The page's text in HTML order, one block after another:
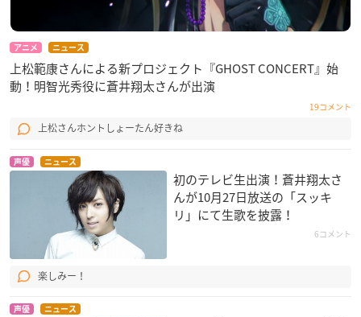
アニメ ニュース
上松範康さんによる新プロジェクト『GHOST CONCERT』始
動！明智光秀役に蒼井翔太さんが出演
19コメント
上松さんホントしょーたん好きね
声優 ニュース
初のテレビ生出演！蒼井翔太さ
んが10月27日放送の「スッキ
リ」にて生歌を披露！
6コメント
楽しみー！
声優 ニュース